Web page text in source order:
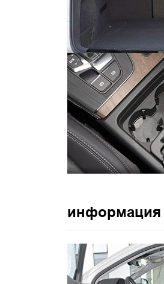
информация